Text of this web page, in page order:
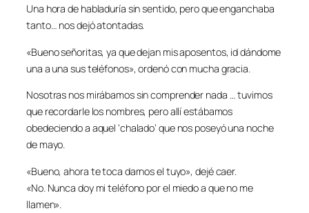
Una hora de habladuría sin sentido, pero que enganchaba
tanto… nos dejó atontadas.
«Bueno señoritas, ya que dejan mis aposentos, id dándome
una a una sus teléfonos», ordenó con mucha gracia.
Nosotras nos mirábamos sin comprender nada … tuvimos
que recordarle los nombres, pero allí estábamos
obedeciendo a aquel ‘chalado’ que nos poseyó una noche
de mayo.
«Bueno, ahora te toca darnos el tuyo», dejé caer.
«No. Nunca doy mi teléfono por el miedo a que no me
llamen».